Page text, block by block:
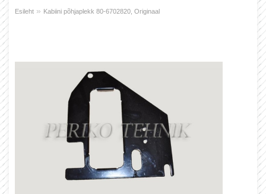
Esileht » Kabiini põhjaplekk 80-6702820, Originaal